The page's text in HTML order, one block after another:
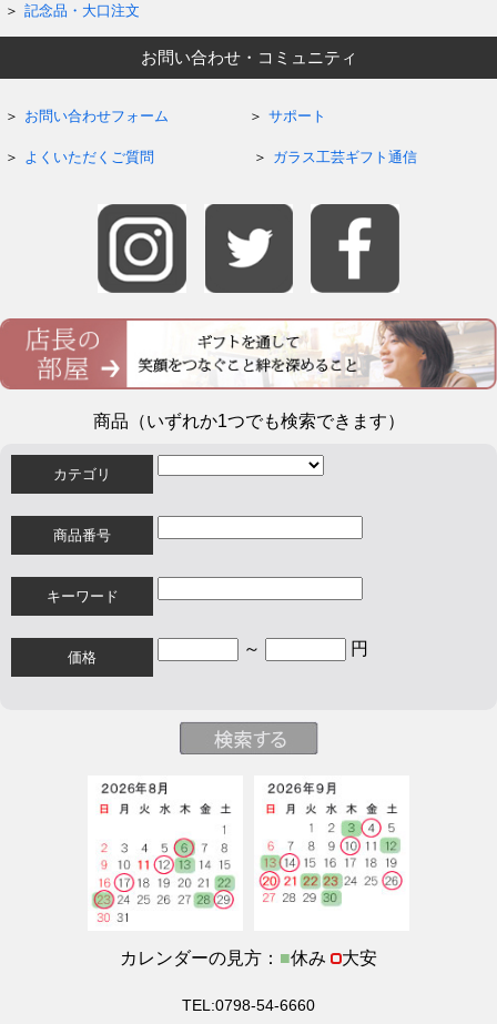
記念品・大口注文
お問い合わせ・コミュニティ
お問い合わせフォーム サポート
よくいただくご質問 ガラス工芸ギフト通信
商品（いずれか1つでも検索できます）
カテゴリ
商品番号
キーワード
価格 ～ 円
カレンダーの見方： ■休み 大安
TEL:0798-54-6660